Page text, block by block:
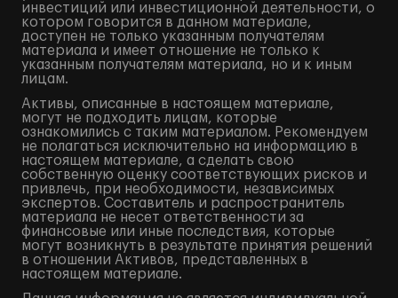
инвестиций или инвестиционной деятельности, о
котором говорится в данном материале,
доступен не только указанным получателям
материала и имеет отношение не только к
указанным получателям материала, но и к иным
лицам.
Активы, описанные в настоящем материале,
могут не подходить лицам, которые
ознакомились с таким материалом. Рекомендуем
не полагаться исключительно на информацию в
настоящем материале, а сделать свою
собственную оценку соответствующих рисков и
привлечь, при необходимости, независимых
экспертов. Составитель и распространитель
материала не несет ответственности за
финансовые или иные последствия, которые
могут возникнуть в результате принятия решений
в отношении Активов, представленных в
настоящем материале.